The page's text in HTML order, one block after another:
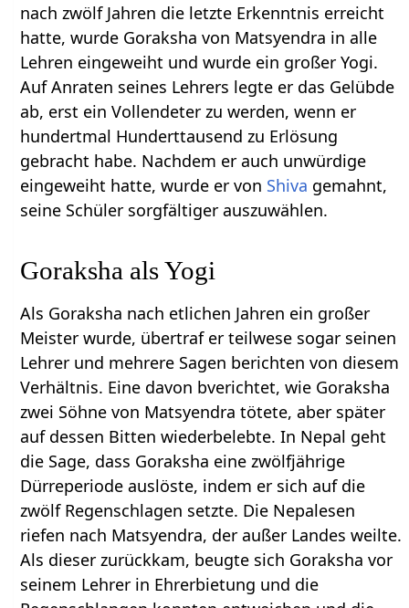
nach zwölf Jahren die letzte Erkenntnis erreicht
hatte, wurde Goraksha von Matsyendra in alle
Lehren eingeweiht und wurde ein großer Yogi.
Auf Anraten seines Lehrers legte er das Gelübde
ab, erst ein Vollendeter zu werden, wenn er
hundertmal Hunderttausend zu Erlösung
gebracht habe. Nachdem er auch unwürdige
eingeweiht hatte, wurde er von Shiva gemahnt,
seine Schüler sorgfältiger auszuwählen.
Goraksha als Yogi
Als Goraksha nach etlichen Jahren ein großer
Meister wurde, übertraf er teilwese sogar seinen
Lehrer und mehrere Sagen berichten von diesem
Verhältnis. Eine davon bverichtet, wie Goraksha
zwei Söhne von Matsyendra tötete, aber später
auf dessen Bitten wiederbelebte. In Nepal geht
die Sage, dass Goraksha eine zwölfjährige
Dürreperiode auslöste, indem er sich auf die
zwölf Regenschlagen setzte. Die Nepalesen
riefen nach Matsyendra, der außer Landes weilte.
Als dieser zurückkam, beugte sich Goraksha vor
seinem Lehrer in Ehrerbietung und die